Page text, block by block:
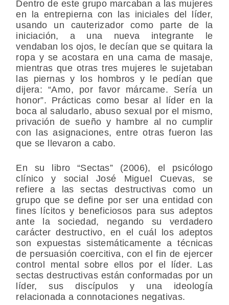
Dentro de este grupo marcaban a las mujeres
en la entrepierna con las iniciales del líder,
usando un cauterizador como parte de la
iniciación, a una nueva integrante le
vendaban los ojos, le decían que se quitara la
ropa y se acostara en una cama de masaje,
mientras que otras tres mujeres le sujetaban
las piernas y los hombros y le pedían que
dijera: “Amo, por favor márcame. Sería un
honor”. Prácticas como besar al líder en la
boca al saludarlo, abuso sexual por el mismo,
privación de sueño y hambre al no cumplir
con las asignaciones, entre otras fueron las
que se llevaron a cabo.
En su libro “Sectas” (2006), el psicólogo
clínico y social José Miguel Cuevas, se
refiere a las sectas destructivas como un
grupo que se define por ser una entidad con
fines lícitos y beneficiosos para sus adeptos
ante la sociedad, negando su verdadero
carácter destructivo, en el cuál los adeptos
son expuestas sistemáticamente a técnicas
de persuasión coercitiva, con el fin de ejercer
control mental sobre ellos por el líder. Las
sectas destructivas están conformadas por un
líder, sus discípulos y una ideología
relacionada a connotaciones negativas.